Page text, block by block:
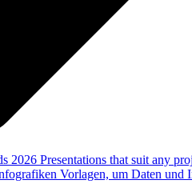
2026 Presentations that suit any
Vorlagen, um Daten und